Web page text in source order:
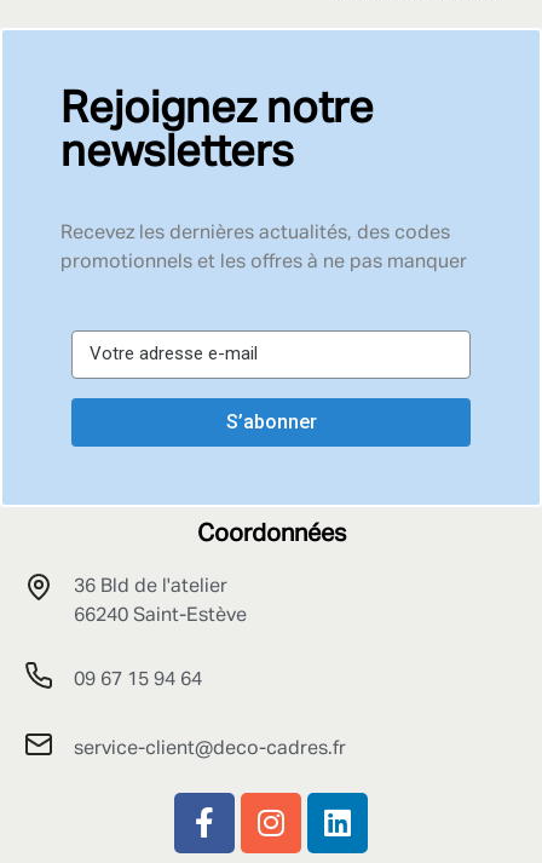
Rejoignez notre
newsletters
Recevez les dernières actualités, des codes
promotionnels et les offres à ne pas manquer
S’abonner
Coordonnées
36 Bld de l'atelier
66240 Saint-Estève
09 67 15 94 64
service-client@deco-cadres.fr